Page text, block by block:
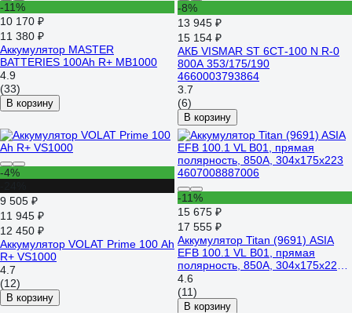
-11%
10 170 ₽
11 380 ₽
Аккумулятор MASTER
BATTERIES 100Ah R+ MB1000
4.9
(33)
В корзину
-8%
13 945 ₽
15 154 ₽
АКБ VISMAR ST 6СТ-100 N R-0
800A 353/175/190
4660003793864
3.7
(6)
В корзину
-4%
9 505 ₽
11 945 ₽
12 450 ₽
Аккумулятор VOLAT Prime 100 Ah
R+ VS1000
4.7
(12)
В корзину
-11%
15 675 ₽
17 555 ₽
Аккумулятор Titan (9691) ASIA
EFB 100.1 VL B01, прямая
полярность, 850А, 304x175x223
4607008887006
4.6
(11)
В корзину